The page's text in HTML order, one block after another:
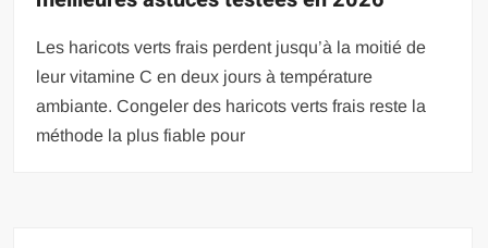
Les haricots verts frais perdent jusqu’à la moitié de
leur vitamine C en deux jours à température
ambiante. Congeler des haricots verts frais reste la
méthode la plus fiable pour